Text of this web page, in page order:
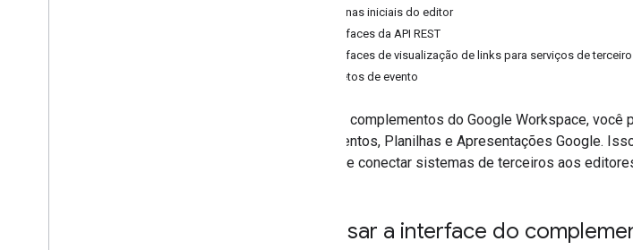
Páginas iniciais do editor
Interfaces da API REST
Interfaces de visualização de links para serviços de
Objetos de evento
Com os complementos do Google Workspace,
Documentos, Planilhas e Apresentações Google.
tarefas e conectar sistemas de terceiros aos
Acessar a interface do